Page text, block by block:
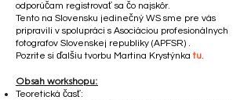
odporúčam registrovať sa čo najskôr.
Tento na Slovensku jedinečný WS sme pre vás
pripravili v spolupráci s Asociáciou profesionálnych
fotografov Slovenskej republiky (APFSR) .
Pozrite si ďalšiu tvorbu Martina Krystýnkatu.
Obsah workshopu:
Teoretická časť: